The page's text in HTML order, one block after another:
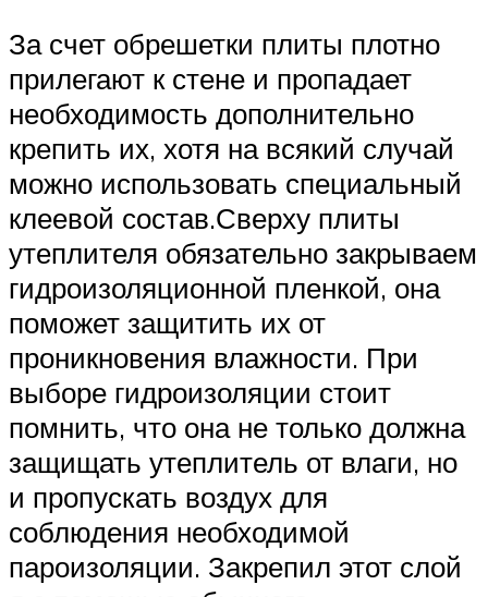
За счет обрешетки плиты плотно
прилегают к стене и пропадает
необходимость дополнительно
крепить их, хотя на всякий случай
можно использовать специальный
клеевой состав.Сверху плиты
утеплителя обязательно закрываем
гидроизоляционной пленкой, она
поможет защитить их от
проникновения влажности. При
выборе гидроизоляции стоит
помнить, что она не только должна
защищать утеплитель от влаги, но
и пропускать воздух для
соблюдения необходимой
пароизоляции. Закрепил этот слой